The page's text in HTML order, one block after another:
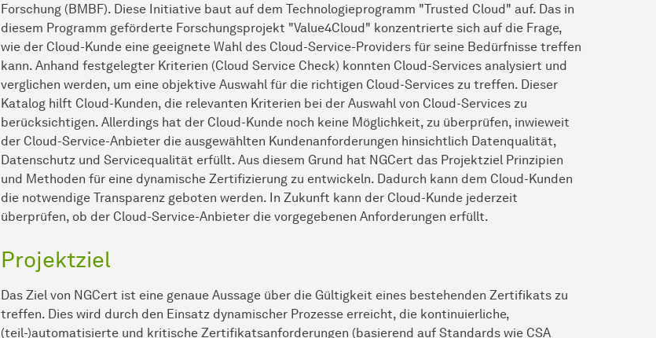
Forschung (BMBF). Diese Initiative baut auf dem Technologieprogramm "Trusted Cloud" auf. Das in
diesem Programm geförderte Forschungsprojekt "Value4Cloud" konzentrierte sich auf die Frage,
wie der Cloud-Kunde eine geeignete Wahl des Cloud-Service-Providers für seine Bedürfnisse treffen
kann. Anhand festgelegter Kriterien (Cloud Service Check) konnten Cloud-Services analysiert und
verglichen werden, um eine objektive Auswahl für die richtigen Cloud-Services zu treffen. Dieser
Katalog hilft Cloud-Kunden, die relevanten Kriterien bei der Auswahl von Cloud-Services zu
berücksichtigen. Allerdings hat der Cloud-Kunde noch keine Möglichkeit, zu überprüfen, inwieweit
der Cloud-Service-Anbieter die ausgewählten Kundenanforderungen hinsichtlich Datenqualität,
Datenschutz und Servicequalität erfüllt. Aus diesem Grund hat NGCert das Projektziel Prinzipien
und Methoden für eine dynamische Zertifizierung zu entwickeln. Dadurch kann dem Cloud-Kunden
die notwendige Transparenz geboten werden. In Zukunft kann der Cloud-Kunde jederzeit
überprüfen, ob der Cloud-Service-Anbieter die vorgegebenen Anforderungen erfüllt.
Projektziel
Das Ziel von NGCert ist eine genaue Aussage über die Gültigkeit eines bestehenden Zertifikats zu
treffen. Dies wird durch den Einsatz dynamischer Prozesse erreicht, die kontinuierliche,
(teil-)automatisierte und kritische Zertifikatsanforderungen (basierend auf Standards wie CSA